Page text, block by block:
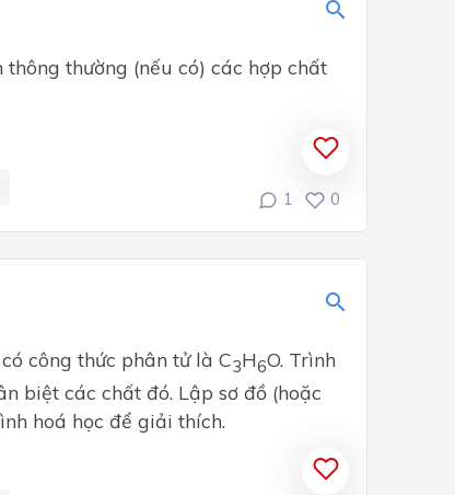
thường (nếu có) các hợp chất
1 0
công thức phân tử là C3H6O. Trình
biệt các chất đó. Lập sơ đồ (hoặc
hoá học để giải thích.